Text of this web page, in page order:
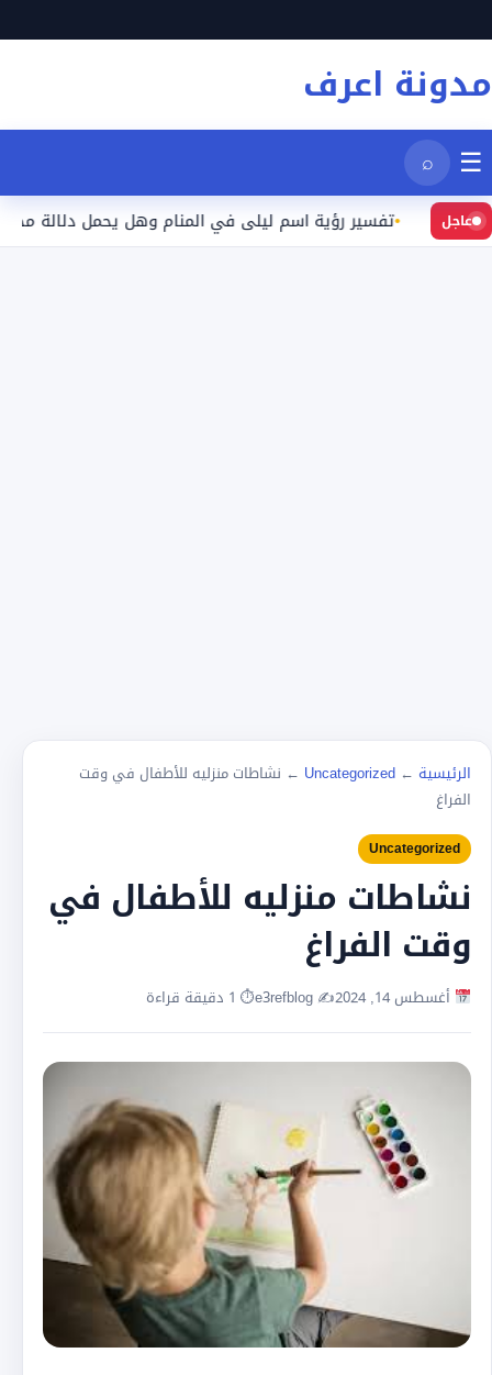
إلى
المحتوى
مدونة اعرف
☰
⌕
عاجل تفسير رؤية اسم ليلى في المنام وهل يحمل دلالة محددة؟
الرئيسية ←
Uncategorized
← نشاطات منزليه للأطفال في وقت
الفراغ
Uncategorized
نشاطات منزليه للأطفال في
وقت الفراغ
أغسطس 14, 2024 ✍️ e3refblog ⏱ 1 دقيقة قراءة